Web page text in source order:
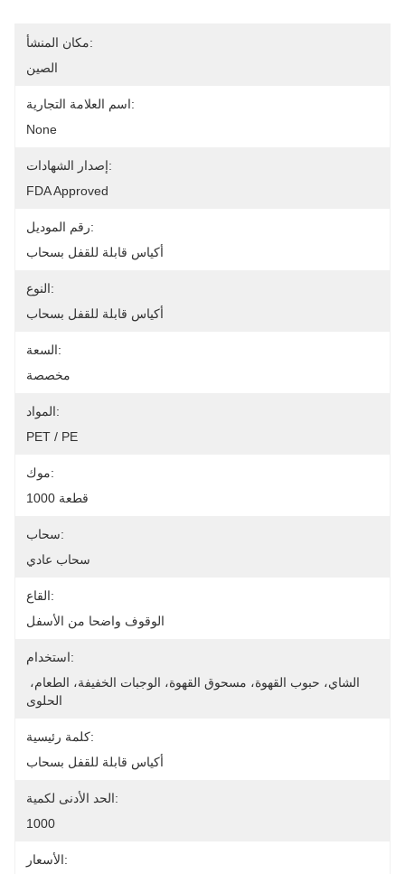
مكان المنشأ:
الصين
اسم العلامة التجارية:
None
إصدار الشهادات:
FDA Approved
رقم الموديل:
أكياس قابلة للقفل بسحاب
النوع:
أكياس قابلة للقفل بسحاب
السعة:
مخصصة
المواد:
PET / PE
موك:
1000 قطعة
سحاب:
سحاب عادي
القاع:
الوقوف واضحا من الأسفل
استخدام:
الحلوى
كلمة رئيسية:
أكياس قابلة للقفل بسحاب
الحد الأدنى لكمية:
1000
الأسعار: